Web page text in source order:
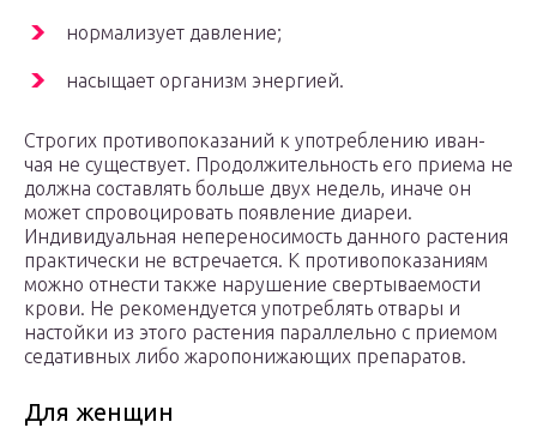
нормализует давление;
насыщает организм энергией.
Строгих противопоказаний к употреблению иван-
чая не существует. Продолжительность его приема не
должна составлять больше двух недель, иначе он
может спровоцировать появление диареи.
Индивидуальная непереносимость данного растения
практически не встречается. К противопоказаниям
можно отнести также нарушение свертываемости
крови. Не рекомендуется употреблять отвары и
настойки из этого растения параллельно с приемом
седативных либо жаропонижающих препаратов.
Для женщин